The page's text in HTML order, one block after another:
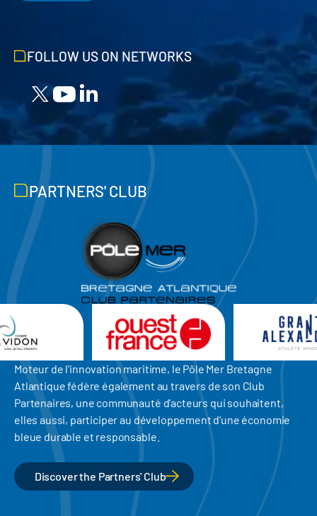
FOLLOW US ON NETWORKS
PARTNERS' CLUB
Moteur de l'innovation maritime, le Pôle Mer Bretagne
Atlantique fédère également au travers de son Club
Partenaires, une communauté d'acteurs qui souhaitent,
elles aussi, participer au développement d'une économie
bleue durable et responsable.
Discover the Partners' Club